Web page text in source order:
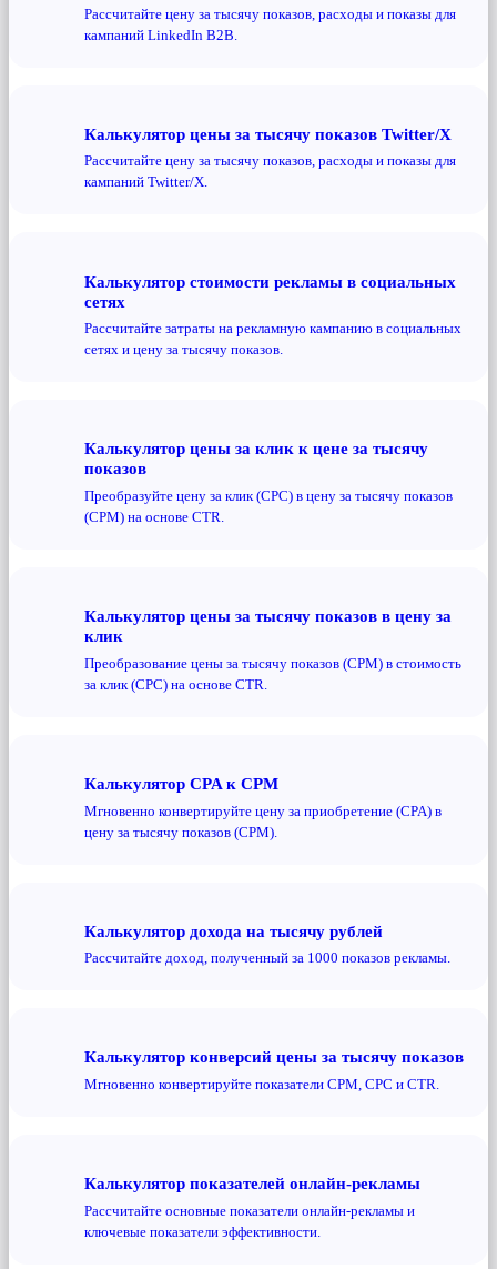
Рассчитайте цену за тысячу показов, расходы и показы для
кампаний LinkedIn B2B.
Калькулятор цены за тысячу показов Twitter/X
Рассчитайте цену за тысячу показов, расходы и показы для
кампаний Twitter/X.
Калькулятор стоимости рекламы в социальных
сетях
Рассчитайте затраты на рекламную кампанию в социальных
сетях и цену за тысячу показов.
Калькулятор цены за клик к цене за тысячу
показов
Преобразуйте цену за клик (CPC) в цену за тысячу показов
(CPM) на основе CTR.
Калькулятор цены за тысячу показов в цену за
клик
Преобразование цены за тысячу показов (CPM) в стоимость
за клик (CPC) на основе CTR.
Калькулятор CPA к CPM
Мгновенно конвертируйте цену за приобретение (CPA) в
цену за тысячу показов (CPM).
Калькулятор дохода на тысячу рублей
Рассчитайте доход, полученный за 1000 показов рекламы.
Калькулятор конверсий цены за тысячу показов
Мгновенно конвертируйте показатели CPM, CPC и CTR.
Калькулятор показателей онлайн-рекламы
Рассчитайте основные показатели онлайн-рекламы и
ключевые показатели эффективности.